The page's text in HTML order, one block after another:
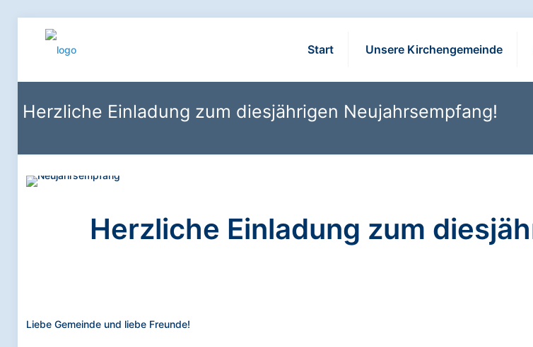
Start Unsere Kirchengemeinde
Herzliche Einladung zum diesjährigen Neujahrsempfang!
Herzliche Einladung zum
Liebe Gemeinde und liebe Freunde!